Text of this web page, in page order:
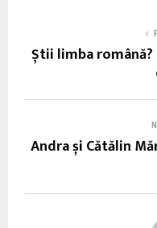
Știi limba română?
Andra și Cătălin